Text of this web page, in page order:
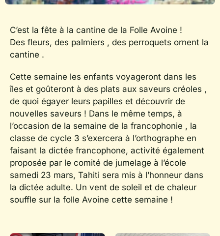
C’est la fête à la cantine de la Folle Avoine !
Des fleurs, des palmiers , des perroquets ornent la
cantine .
Cette semaine les enfants voyageront dans les
îles et goûteront à des plats aux saveurs créoles ,
de quoi égayer leurs papilles et découvrir de
nouvelles saveurs ! Dans le même temps, à
l’occasion de la semaine de la francophonie , la
classe de cycle 3 s’exercera à l’orthographe en
faisant la dictée francophone, activité également
proposée par le comité de jumelage à l’école
samedi 23 mars, Tahiti sera mis à l’honneur dans
la dictée adulte. Un vent de soleil et de chaleur
souffle sur la folle Avoine cette semaine !